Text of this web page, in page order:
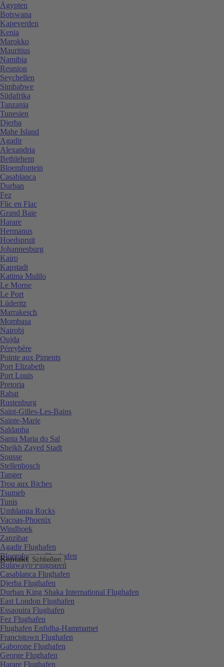
Kontakt Schließen
Ägypten
Botswana
Kapeverden
Kenia
Marokko
Mauritius
Namibia
Reunion
Seychellen
Simbabwe
Südafrika
Tanzania
Tunesien
Djerba
Mahe Island
Agadir
Alexandria
Bethlehem
Bloemfontein
Casablanca
Durban
Fez
Flic en Flac
Grand Baie
Harare
Hermanus
Hoedspruit
Johannesburg
Kairo
Kapstadt
Katima Mulilo
Le Morne
Le Port
Lüderitz
Marrakesch
Mombasa
Nairobi
Oujda
Péreybère
Pointe aux Piments
Port Elizabeth
Port Louis
Pretoria
Rabat
Rustenburg
Saint-Gilles-Les-Bains
Sainte-Marie
Saldanha
Santa Maria do Sal
Sheikh Zayed Stadt
Sousse
Stellenbosch
Tanger
Trou aux Biches
Tsumeb
Tunis
Umhlanga Rocks
Vacoas-Phoenix
Windhoek
Zanzibar
Agadir Flughafen
Bloemfontein Flughafen
Bulawayo Flughafen
Casablanca Flughafen
Djerba Flughafen
Durban King Shaka International Flughafen
East London Flughafen
Essaouira Flughafen
Fez Flughafen
Flughafen Enfidha-Hammamet
Francistown Flughafen
Gaborone Flughafen
George Flughafen
Harare Flughafen